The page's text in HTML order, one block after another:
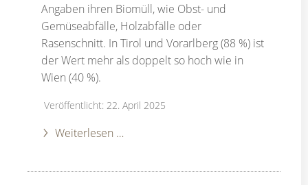
Angaben ihren Biomüll, wie Obst- und
Gemüseabfälle, Holzabfälle oder
Rasenschnitt. In Tirol und Vorarlberg (88 %) ist
der Wert mehr als doppelt so hoch wie in
Wien (40 %).
Veröffentlicht: 22. April 2025
Weiterlesen …